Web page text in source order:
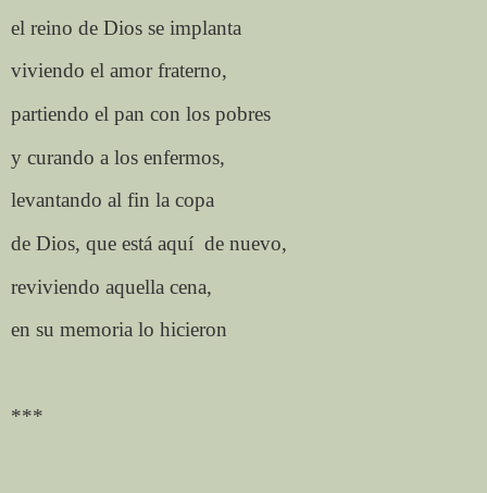
el reino de Dios se implanta
viviendo el amor fraterno,
partiendo el pan con los pobres
y curando a los enfermos,
levantando al fin la copa
de Dios, que está aquí de nuevo,
reviviendo aquella cena,
en su memoria lo hicieron
***